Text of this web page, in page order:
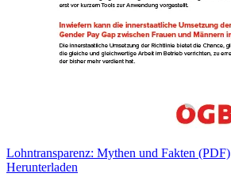
Lohntransparenz: Mythen und Fakten (PDF)
Herunterladen